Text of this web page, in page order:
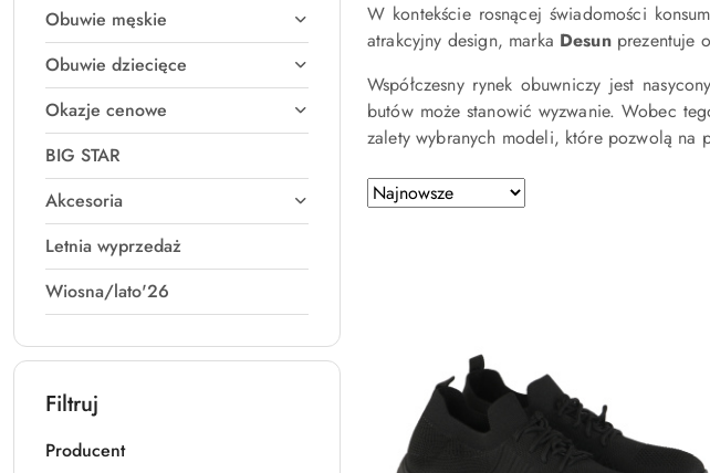
Obuwie męskie
Obuwie dziecięce
Okazje cenowe
BIG STAR
Akcesoria
Letnia wyprzedaż
Wiosna/lato'26
Filtruj
Producent
W kontekście rosnącej świadomości
atrakcyjny design, marka Desunprezentuje
Współczesny rynek obuwniczy jest
butów może stanowić wyzwanie. Wobec
zalety wybranych modeli, które pozwolą na
Zastosowano
sortowanie:
Sortuj
według